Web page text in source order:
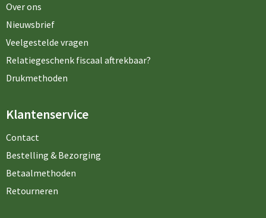
Over ons
Nieuwsbrief
Veelgestelde vragen
Relatiegeschenk fiscaal aftrekbaar?
Drukmethoden
Klantenservice
Contact
Bestelling & Bezorging
Betaalmethoden
Retourneren